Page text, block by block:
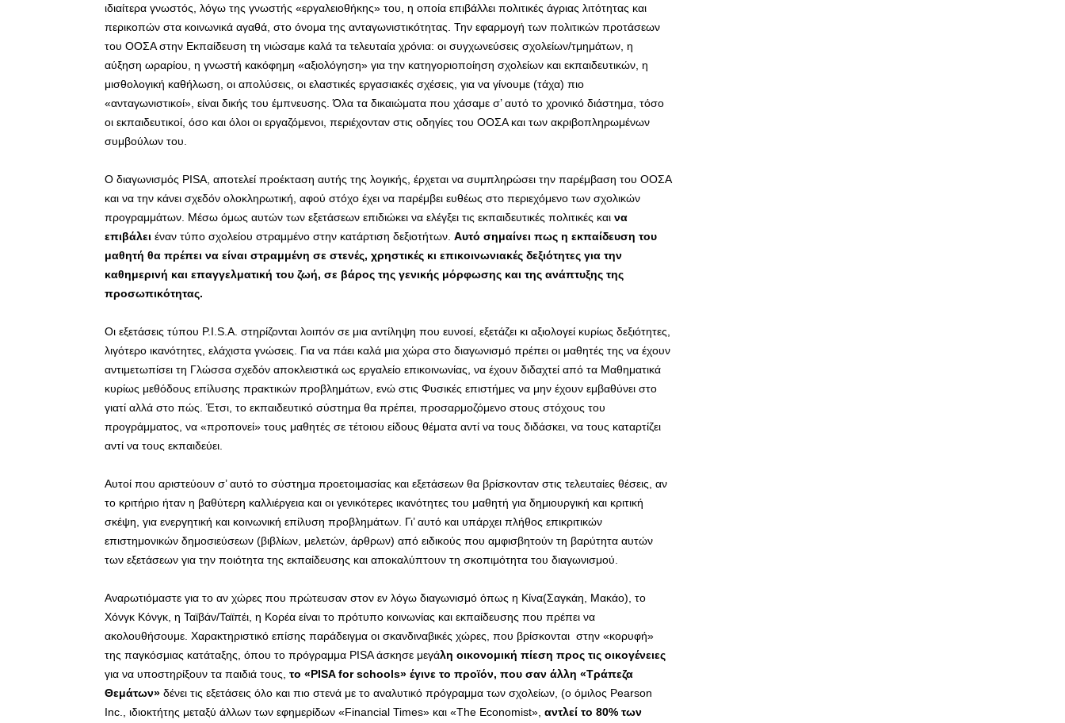
ιδιαίτερα γνωστός, λόγω της γνωστής «εργαλειοθήκης» του, η οποία επιβάλλει πολιτικές άγριας λιτότητας και
περικοπών στα κοινωνικά αγαθά, στο όνομα της ανταγωνιστικότητας. Την εφαρμογή των πολιτικών προτάσεων
του ΟΟΣΑ στην Εκπαίδευση τη νιώσαμε καλά τα τελευταία χρόνια: οι συγχωνεύσεις σχολείων/τμημάτων, η
αύξηση ωραρίου, η γνωστή κακόφημη «αξιολόγηση» για την κατηγοριοποίηση σχολείων και εκπαιδευτικών, η
μισθολογική καθήλωση, οι απολύσεις, οι ελαστικές εργασιακές σχέσεις, για να γίνουμε (τάχα) πιο
«ανταγωνιστικοί», είναι δικής του έμπνευσης. Όλα τα δικαιώματα που χάσαμε σ’ αυτό το χρονικό διάστημα, τόσο
οι εκπαιδευτικοί, όσο και όλοι οι εργαζόμενοι, περιέχονταν στις οδηγίες του ΟΟΣΑ και των ακριβοπληρωμένων
συμβούλων του.
Ο διαγωνισμός PISA, αποτελεί προέκταση αυτής της λογικής, έρχεται να συμπληρώσει την παρέμβαση του ΟΟΣΑ
και να την κάνει σχεδόν ολοκληρωτική, αφού στόχο έχει να παρέμβει ευθέως στο περιεχόμενο των σχολικών
προγραμμάτων. Μέσω όμως αυτών των εξετάσεων επιδιώκει να ελέγξει τις εκπαιδευτικές πολιτικές και να
επιβάλει έναν τύπο σχολείου στραμμένο στην κατάρτιση δεξιοτήτων. Αυτό σημαίνει πως η εκπαίδευση του
μαθητή θα πρέπει να είναι στραμμένη σε στενές, χρηστικές κι επικοινωνιακές δεξιότητες για την
καθημερινή και επαγγελματική του ζωή, σε βάρος της γενικής μόρφωσης και της ανάπτυξης της
προσωπικότητας.
Οι εξετάσεις τύπου P.I.S.A. στηρίζονται λοιπόν σε μια αντίληψη που ευνοεί, εξετάζει κι αξιολογεί κυρίως δεξιότητες,
λιγότερο ικανότητες, ελάχιστα γνώσεις. Για να πάει καλά μια χώρα στο διαγωνισμό πρέπει οι μαθητές της να έχουν
αντιμετωπίσει τη Γλώσσα σχεδόν αποκλειστικά ως εργαλείο επικοινωνίας, να έχουν διδαχτεί από τα Μαθηματικά
κυρίως μεθόδους επίλυσης πρακτικών προβλημάτων, ενώ στις Φυσικές επιστήμες να μην έχουν εμβαθύνει στο
γιατί αλλά στο πώς. Έτσι, το εκπαιδευτικό σύστημα θα πρέπει, προσαρμοζόμενο στους στόχους του
προγράμματος, να «προπονεί» τους μαθητές σε τέτοιου είδους θέματα αντί να τους διδάσκει, να τους καταρτίζει
αντί να τους εκπαιδεύει.
Αυτοί που αριστεύουν σ’ αυτό το σύστημα προετοιμασίας και εξετάσεων θα βρίσκονταν στις τελευταίες θέσεις, αν
το κριτήριο ήταν η βαθύτερη καλλιέργεια και οι γενικότερες ικανότητες του μαθητή για δημιουργική και κριτική
σκέψη, για ενεργητική και κοινωνική επίλυση προβλημάτων. Γι’ αυτό και υπάρχει πλήθος επικριτικών
επιστημονικών δημοσιεύσεων (βιβλίων, μελετών, άρθρων) από ειδικούς που αμφισβητούν τη βαρύτητα αυτών
των εξετάσεων για την ποιότητα της εκπαίδευσης και αποκαλύπτουν τη σκοπιμότητα του διαγωνισμού.
Αναρωτιόμαστε για το αν χώρες που πρώτευσαν στον εν λόγω διαγωνισμό όπως η Κίνα(Σαγκάη, Μακάο), το
Χόνγκ Κόνγκ, η Ταϊβάν/Ταϊπέι, η Κορέα είναι το πρότυπο κοινωνίας και εκπαίδευσης που πρέπει να
ακολουθήσουμε. Χαρακτηριστικό επίσης παράδειγμα οι σκανδιναβικές χώρες, που βρίσκονται στην «κορυφή»
της παγκόσμιας κατάταξης, όπου το πρόγραμμα PISA άσκησε μεγάλη οικονομική πίεση προς τις οικογένειες
για να υποστηρίξουν τα παιδιά τους, το «PISA for schools» έγινε το προϊόν, που σαν άλλη «Τράπεζα
Θεμάτων» δένει τις εξετάσεις όλο και πιο στενά με το αναλυτικό πρόγραμμα των σχολείων, (ο όμιλος Pearson
Inc., ιδιοκτήτης μεταξύ άλλων των εφημερίδων «Financial Times» και «The Economist», αντλεί το 80% των